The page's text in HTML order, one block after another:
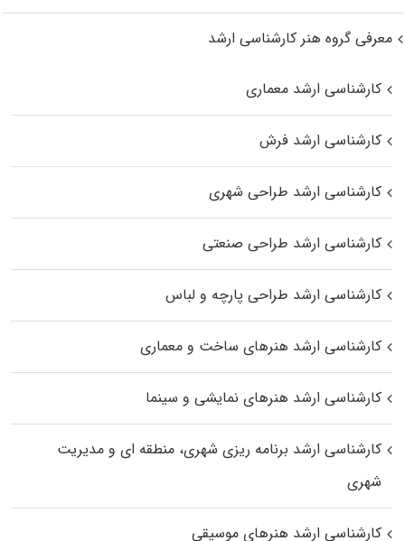
معرفی گروه هنر کارشناسی ارشد
کارشناسی ارشد معماری
کارشناسی ارشد فرش
کارشناسی ارشد طراحی شهری
کارشناسی ارشد طراحی صنعتی
کارشناسی ارشد طراحی پارچه و لباس
کارشناسی ارشد هنرهای ساخت و معماری
کارشناسی ارشد هنرهای نمایشی و سینما
کارشناسی ارشد برنامه ریزی شهری، منطقه‌ ای و مدیریت
شهری
کارشناسی ارشد هنرهای موسیقی